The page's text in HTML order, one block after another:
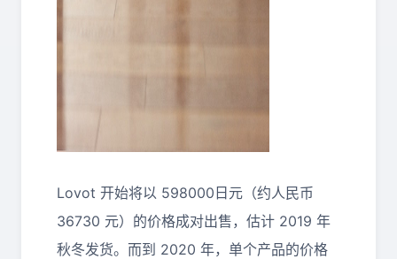
Lovot 开始将以 598000日元（约人民币
36730 元）的价格成对出售，估计 2019 年
秋冬发货。而到 2020 年，单个产品的价格